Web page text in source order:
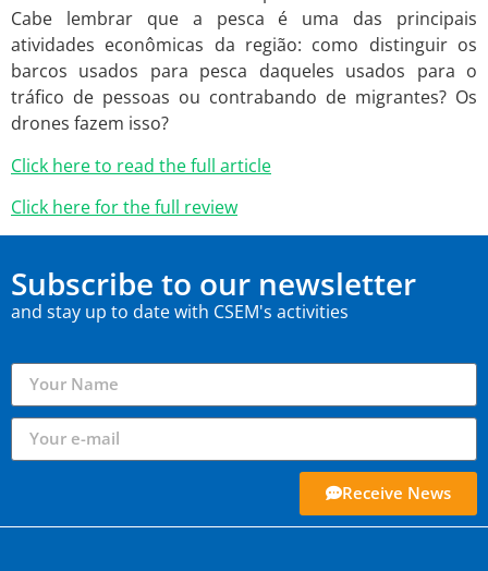
Cabe lembrar que a pesca é uma das principais
atividades econômicas da região: como distinguir os
barcos usados para pesca daqueles usados para o
tráfico de pessoas ou contrabando de migrantes? Os
drones fazem isso?
Click here to read the full article
Click here for the full review
Subscribe to our newsletter
and stay up to date with CSEM's activities
Receive News